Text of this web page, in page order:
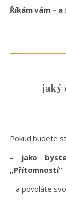
Říkám vám –
jaký
Pokud budete
– jako
„Přítomností“
– a povoláte